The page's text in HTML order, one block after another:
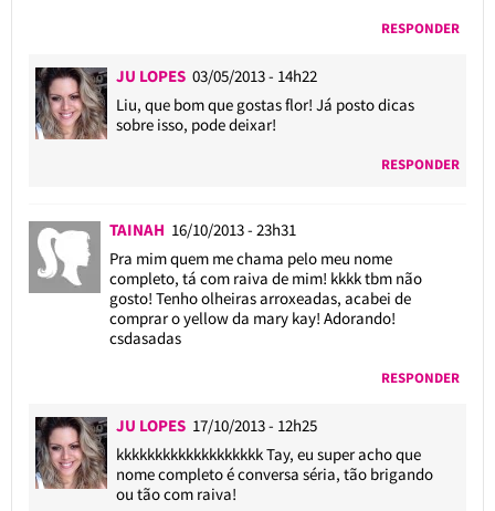
RESPONDER
JU LOPES 03/05/2013 - 14h22
Liu, que bom que gostas flor! Já posto dicas
sobre isso, pode deixar!
RESPONDER
TAINAH 16/10/2013 - 23h31
Pra mim quem me chama pelo meu nome
completo, tá com raiva de mim! kkkk tbm não
gosto! Tenho olheiras arroxeadas, acabei de
comprar o yellow da mary kay! Adorando!
csdasadas
RESPONDER
JU LOPES 17/10/2013 - 12h25
kkkkkkkkkkkkkkkkkkk Tay, eu super acho que
nome completo é conversa séria, tão brigando
ou tão com raiva!